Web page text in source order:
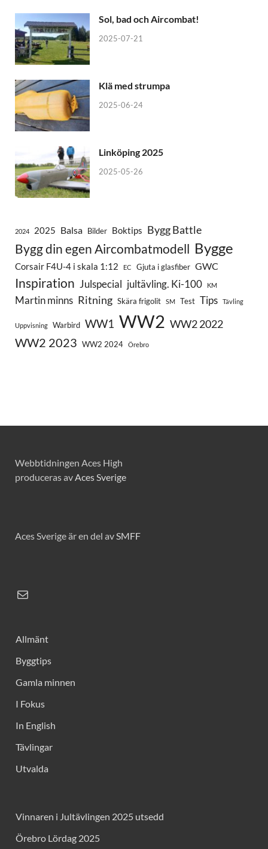
Sol, bad och Aircombat!
2025-07-21
Klä med strumpa
2025-06-24
Linköping 2025
2025-05-26
2024 2025 Balsa Bilder Boktips Bygg Battle
Bygg din egen Aircombatmodell Bygge
Corsair F4U-4 i skala 1:12 EC Gjuta i glasfiber GWC
Inspiration Julspecial jultävling. Ki-100 KM
Martin minns Ritning Skära frigolit SM Test Tips Tävling
Uppvisning Warbird WW1 WW2 WW2 2022
WW2 2023 WW2 2024 Örebro
Webbtidningen Aces High
produceras avAces Sverige
Aces Sverige är en del avSMFF
Allmänt
Byggtips
Gamla minnen
I Fokus
In English
Tävlingar
Utvalda
Vinnaren i Jultävlingen 2025 utsedd
Örebro Lördag 2025